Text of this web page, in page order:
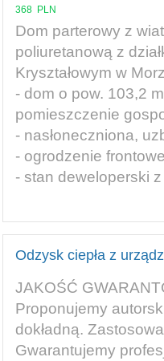
368 PLN
Dom parterowy z
poliuretanową z
Kryształowym w
- dom o pow. 103,2
pomieszczenie
- nasłoneczniona,
- ogrodzenie
- stan deweloperski
Odzysk ciepła z
JAKOŚĆ
Proponujemy
dokładną.
Gwarantujemy